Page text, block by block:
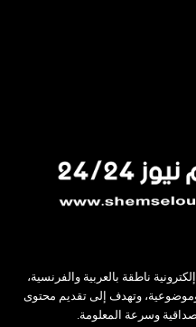
ناطقة بالعربية والفرنسية،
وموضوعية، وتهدف إلى تقديم محتوى
وسرعة المعلومة.